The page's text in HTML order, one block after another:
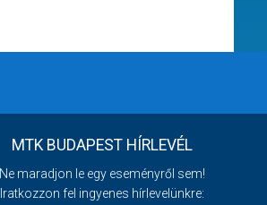
MTK BUDAPEST HÍRLEVÉL
Ne maradjon le egy eseményről sem!
Iratkozzon fel ingyenes hírlevelünkre: